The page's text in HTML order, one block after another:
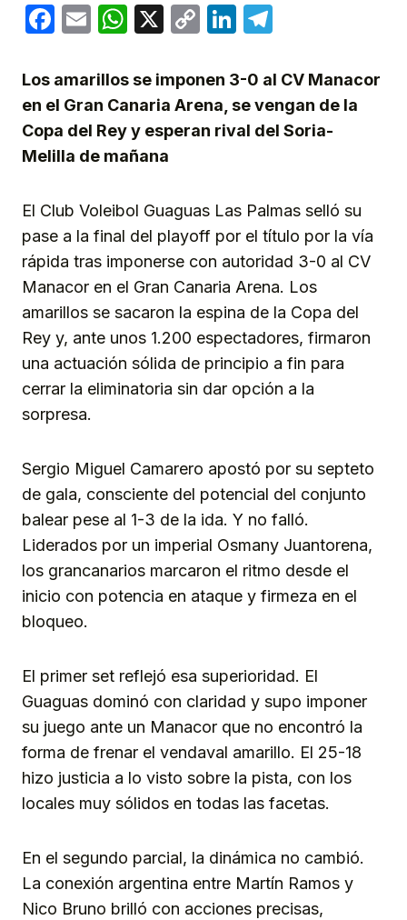
Facebook
EmailWhatsApp
X
CopyLinkedIn
Los amarillos se imponen 3-0 al CV Manacor
en el Gran Canaria Arena, se vengan de la
Copa del Rey y esperan rival del Soria-
Melilla de mañana
El Club Voleibol Guaguas Las Palmas selló su
pase a la final del playoff por el título por la vía
rápida tras imponerse con autoridad 3-0 al CV
Manacor en el Gran Canaria Arena. Los
amarillos se sacaron la espina de la Copa del
Rey y, ante unos 1.200 espectadores, firmaron
una actuación sólida de principio a fin para
cerrar la eliminatoria sin dar opción a la
sorpresa.
Sergio Miguel Camarero apostó por su septeto
de gala, consciente del potencial del conjunto
balear pese al 1-3 de la ida. Y no falló.
Liderados por un imperial Osmany Juantorena,
los grancanarios marcaron el ritmo desde el
inicio con potencia en ataque y firmeza en el
bloqueo.
El primer set reflejó esa superioridad. El
Guaguas dominó con claridad y supo imponer
su juego ante un Manacor que no encontró la
forma de frenar el vendaval amarillo. El 25-18
hizo justicia a lo visto sobre la pista, con los
locales muy sólidos en todas las facetas.
En el segundo parcial, la dinámica no cambió.
La conexión argentina entre Martín Ramos y
Nico Bruno brilló con acciones precisas,